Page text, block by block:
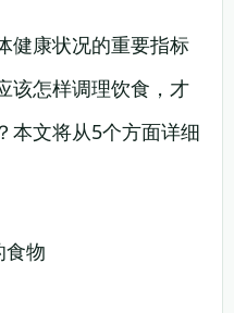
健康状况的重要指标
该怎样调理饮食，才
本文将从5个方面详细
食物